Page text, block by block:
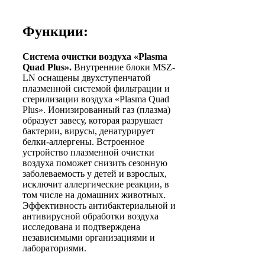
Функции:
Система очистки воздуха «Plasma
Quad Plus». Внутренние блоки MSZ-
LN оснащены двухступенчатой
плазменной системой фильтрации и
стерилизации воздуха «Plasma Quad
Plus». Ионизированный газ (плазма)
образует завесу, которая разрушает
бактерии, вирусы, денатурирует
белки-аллергены. Встроенное
устройство плазменной очистки
воздуха поможет снизить сезонную
заболеваемость у детей и взрослых,
исключит аллергические реакции, в
том числе на домашних животных.
Эффективность антибактериальной и
антивирусной обработки воздуха
исследована и подтверждена
независимыми организациями и
лабораториями.